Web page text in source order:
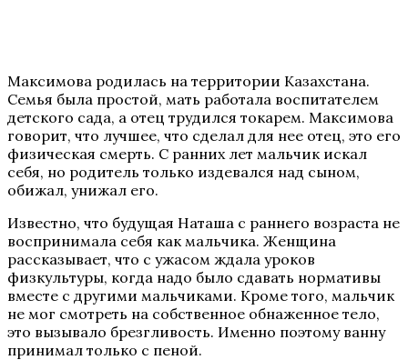
Максимова родилась на территории Казахстана.
Семья была простой, мать работала воспитателем
детского сада, а отец трудился токарем. Максимова
говорит, что лучшее, что сделал для нее отец, это его
физическая смерть. С ранних лет мальчик искал
себя, но родитель только издевался над сыном,
обижал, унижал его.
Известно, что будущая Наташа с раннего возраста не
воспринимала себя как мальчика. Женщина
рассказывает, что с ужасом ждала уроков
физкультуры, когда надо было сдавать нормативы
вместе с другими мальчиками. Кроме того, мальчик
не мог смотреть на собственное обнаженное тело,
это вызывало брезгливость. Именно поэтому ванну
принимал только с пеной.